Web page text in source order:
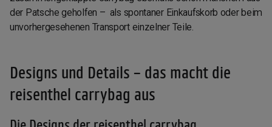
der Patsche geholfen – als spontaner Einkaufskorb oder beim
unvorhergesehenen Transport einzelner Teile.
Designs und Details – das macht die
reisenthel carrybag aus